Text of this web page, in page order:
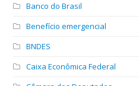
Banco do Brasil
Benefício emergencial
BNDES
Caixa Econômica Federal